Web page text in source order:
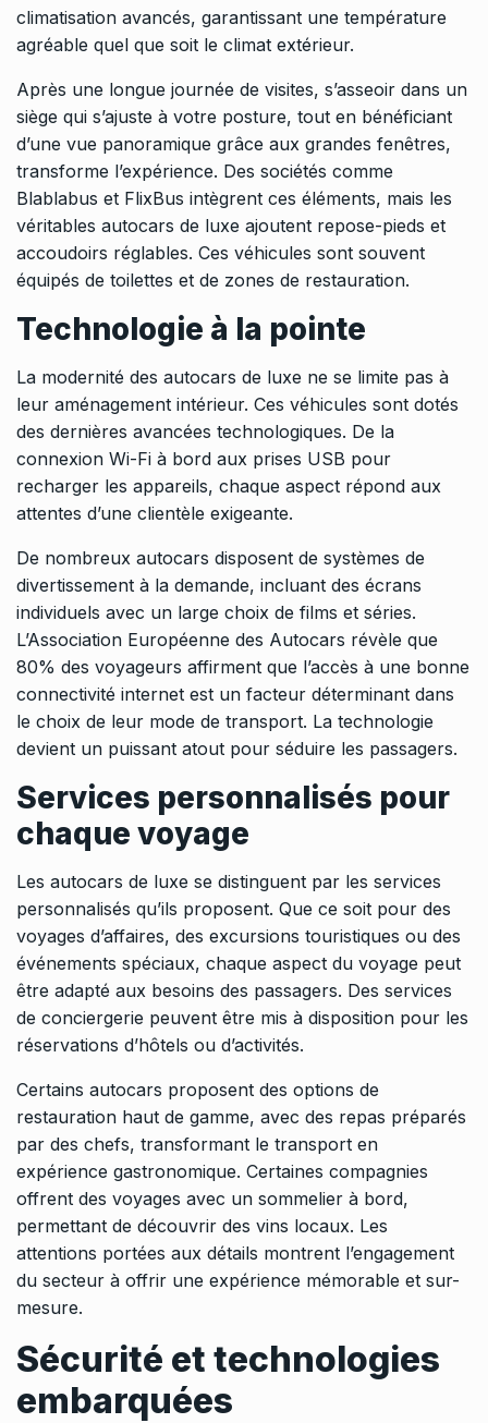
climatisation avancés, garantissant une température
agréable quel que soit le climat extérieur.
Après une longue journée de visites, s’asseoir dans un
siège qui s’ajuste à votre posture, tout en bénéficiant
d’une vue panoramique grâce aux grandes fenêtres,
transforme l’expérience. Des sociétés comme
Blablabus et FlixBus intègrent ces éléments, mais les
véritables autocars de luxe ajoutent repose-pieds et
accoudoirs réglables. Ces véhicules sont souvent
équipés de toilettes et de zones de restauration.
Technologie à la pointe
La modernité des autocars de luxe ne se limite pas à
leur aménagement intérieur. Ces véhicules sont dotés
des dernières avancées technologiques. De la
connexion Wi-Fi à bord aux prises USB pour
recharger les appareils, chaque aspect répond aux
attentes d’une clientèle exigeante.
De nombreux autocars disposent de systèmes de
divertissement à la demande, incluant des écrans
individuels avec un large choix de films et séries.
L’Association Européenne des Autocars révèle que
80% des voyageurs affirment que l’accès à une bonne
connectivité internet est un facteur déterminant dans
le choix de leur mode de transport. La technologie
devient un puissant atout pour séduire les passagers.
Services personnalisés pour
chaque voyage
Les autocars de luxe se distinguent par les services
personnalisés qu’ils proposent. Que ce soit pour des
voyages d’affaires, des excursions touristiques ou des
événements spéciaux, chaque aspect du voyage peut
être adapté aux besoins des passagers. Des services
de conciergerie peuvent être mis à disposition pour les
réservations d’hôtels ou d’activités.
Certains autocars proposent des options de
restauration haut de gamme, avec des repas préparés
par des chefs, transformant le transport en
expérience gastronomique. Certaines compagnies
offrent des voyages avec un sommelier à bord,
permettant de découvrir des vins locaux. Les
attentions portées aux détails montrent l’engagement
du secteur à offrir une expérience mémorable et sur-
mesure.
Sécurité et technologies
embarquées